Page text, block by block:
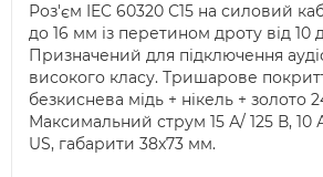
Роз'єм IEC 60320 С15 на силовий
до 16 мм із перетином дроту від 10
Призначений для підключення
високого класу. Тришарове
безкиснева мідь + нікель + золото
Максимальний струм 15 А/ 125 В, 10
US, габарити 38x73 мм.